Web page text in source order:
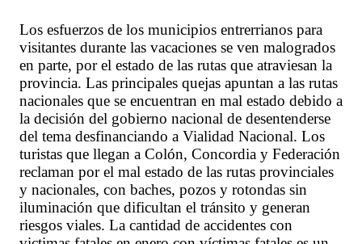
Los esfuerzos de los municipios entrerrianos para
visitantes durante las vacaciones se ven malogrados
en parte, por el estado de las rutas que atraviesan la
provincia. Las principales quejas apuntan a las rutas
nacionales que se encuentran en mal estado debido a
la decisión del gobierno nacional de desentenderse
del tema desfinanciando a Vialidad Nacional. Los
turistas que llegan a Colón, Concordia y Federación
reclaman por el mal estado de las rutas provinciales
y nacionales, con baches, pozos y rotondas sin
iluminación que dificultan el tránsito y generan
riesgos viales. La cantidad de accidentes con